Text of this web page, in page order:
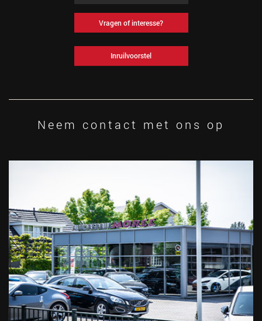
Vragen of interesse?
Inruilvoorstel
Neem contact met ons op